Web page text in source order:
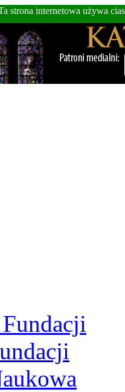
strona internetowa używa